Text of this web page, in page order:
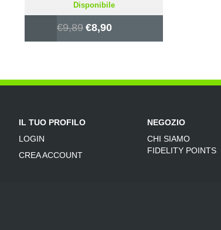
Disponibile
€9,89 €8,90
IL TUO PROFILO
LOGIN
CREA ACCOUNT
NEGOZIO
CHI SIAMO
FIDELITY POINTS